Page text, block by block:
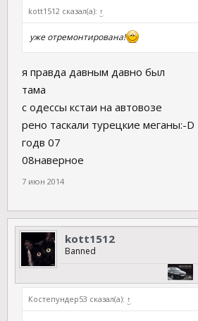
kott1512 сказал(а): ↑
уже отремонтирована!
я правда давным давно был
тама
с одессы кстаи на автовозе
рено таскали турецкие меганы:-D
годв 07
08наверное
7 июн 2014
kott1512
Banned
Костепундер53 сказал(а): ↑